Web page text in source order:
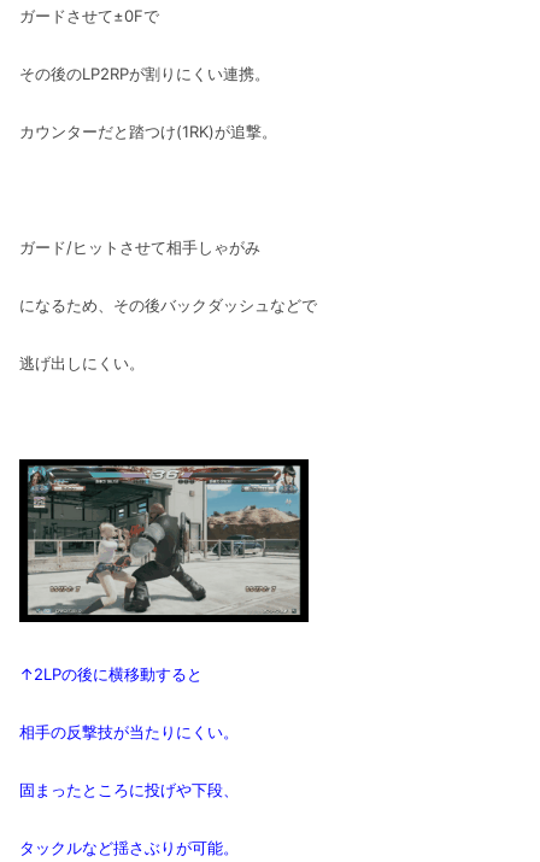
ガードさせて±0Fで
その後のLP2RPが割りにくい連携。
カウンターだと踏つけ(1RK)が追撃。
ガード/ヒットさせて相手しゃがみ
になるため、その後バックダッシュなどで
逃げ出しにくい。
↑2LPの後に横移動すると
相手の反撃技が当たりにくい。
固まったところに投げや下段、
タックルなど揺さぶりが可能。